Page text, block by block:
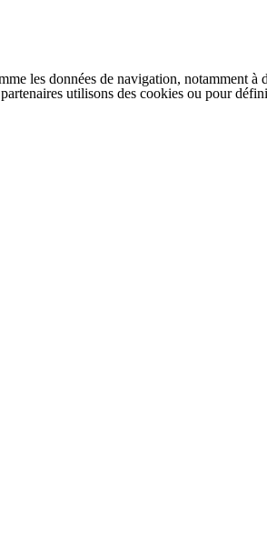
les données de navigation, notamment
utilisons des cookies ou pour